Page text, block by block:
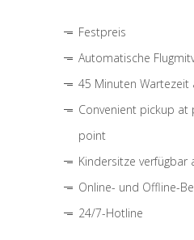
Festpreis
Automatische
45 Minuten Wartezeit
Convenient pickup at
point
Kindersitze verfügbar
Online- und Offline-
24/7-Hotline